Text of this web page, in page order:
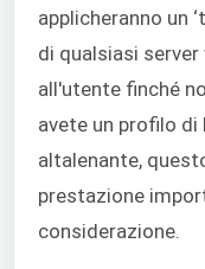
applicheranno un
di qualsiasi
all'utente finché
avete un profilo
altalenante,
prestazione
considerazione.